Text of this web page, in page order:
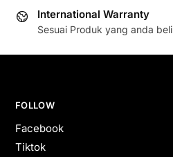
International Warranty
Sesuai Produk yang anda beli
FOLLOW
Facebook
Tiktok